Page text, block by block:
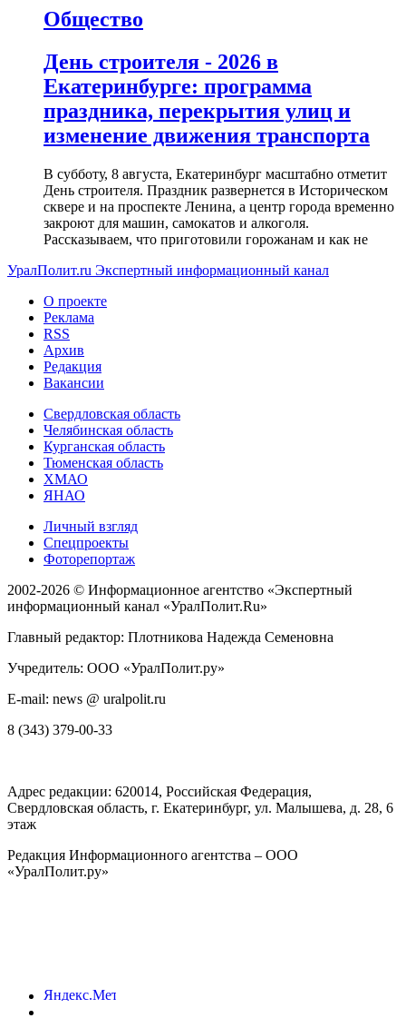
Общество
День строителя - 2026 в
Екатеринбурге: программа
праздника, перекрытия улиц и
изменение движения транспорта
В субботу, 8 августа, Екатеринбург масштабно отметит
День строителя. Праздник развернется в Историческом
сквере и на проспекте Ленина, а центр города временно
закроют для машин, самокатов и алкоголя.
Рассказываем, что приготовили горожанам и как не
УралПолит.ru Экспертный информационный канал
О проекте
Реклама
RSS
Архив
Редакция
Вакансии
Свердловская область
Челябинская область
Курганская область
Тюменская область
ХМАО
ЯНАО
Личный взгляд
Спецпроекты
Фоторепортаж
2002-2026 © Информационное агентство «Экспертный
информационный канал «УралПолит.Ru»
Главный редактор: Плотникова Надежда Семеновна
Учредитель: ООО «УралПолит.ру»
E-mail: news @ uralpolit.ru
8 (343) 379-00-33
Адрес редакции: 620014, Российская Федерация,
Свердловская область, г. Екатеринбург, ул. Малышева, д. 28, 6
этаж
Редакция Информационного агентства – ООО
«УралПолит.ру»